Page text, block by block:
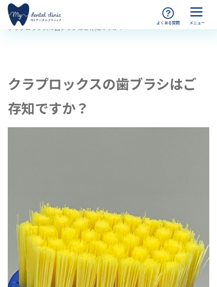
MYデンタルクリニック渋谷 TOP
クラプロックスの歯ブラシはご存知ですか？
クラプロックスの歯ブラシはご
存知ですか？